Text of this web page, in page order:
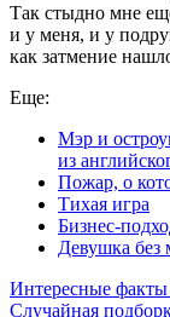
Так стыдно мне
и у меня, и у
как затмение
Еще:
Мэр и
из
Пожар, о
Тихая игра
Бизнес-
Девушка без
Интересные
Случайная